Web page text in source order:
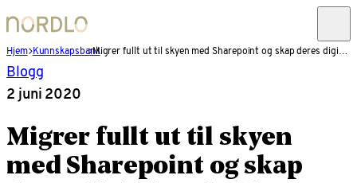
Hjem Kunnskapsbank Migrer fullt ut til skyen med Sharepoint og skap deres digitale arbeidsplass
Blogg
2 juni 2020
Migrer fullt ut til skyen
med Sharepoint og skap